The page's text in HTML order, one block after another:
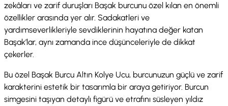
zekâları ve zarif duruşları Başak burcunu özel kılan en önemli
özellikler arasında yer alır. Sadakatleri ve
yardımseverlikleriyle sevdiklerinin hayatına değer katan
Başak’lar, aynı zamanda ince düşünceleriyle de dikkat
çekerler.
Bu özel Başak Burcu Altın Kolye Ucu, burcunuzun güçlü ve zarif
karakterini estetik bir tasarımla bir araya getiriyor. Burcun
simgesini taşıyan detaylı figürü ve etrafını süsleyen yıldız